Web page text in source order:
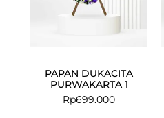
PAPAN DUKACITA
PURWAKARTA 1
Rp699.000